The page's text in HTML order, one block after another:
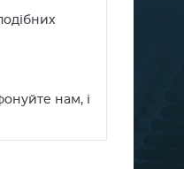
нам, і